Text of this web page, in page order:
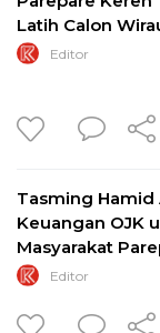
Latih Calon
Editor
Tasming Hamid
Keuangan OJK
Masyarakat
Editor